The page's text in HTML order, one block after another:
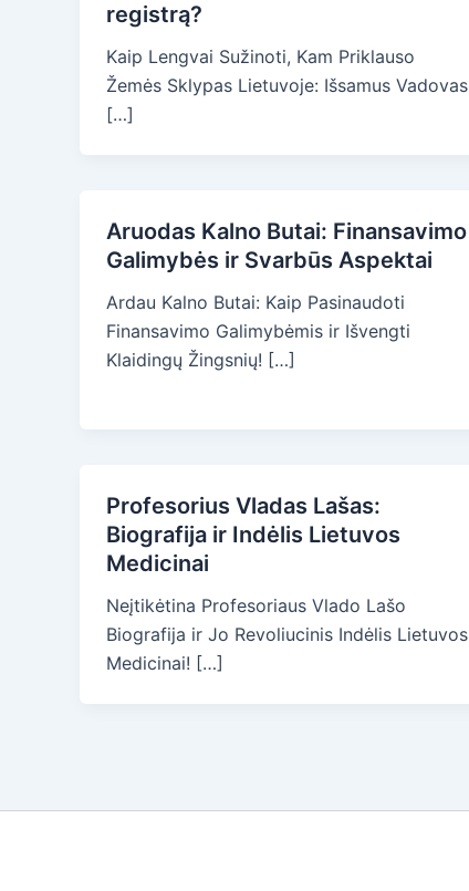
registrą?
Kaip Lengvai Sužinoti, Kam Priklauso
Žemės Sklypas Lietuvoje: Išsamus Vadovas
[…]
Aruodas Kalno Butai: Finansavimo
Galimybės ir Svarbūs Aspektai
Ardau Kalno Butai: Kaip Pasinaudoti
Finansavimo Galimybėmis ir Išvengti
Klaidingų Žingsnių! […]
Profesorius Vladas Lašas:
Biografija ir Indėlis Lietuvos
Medicinai
Neįtikėtina Profesoriaus Vlado Lašo
Biografija ir Jo Revoliucinis Indėlis Lietuvos
Medicinai! […]